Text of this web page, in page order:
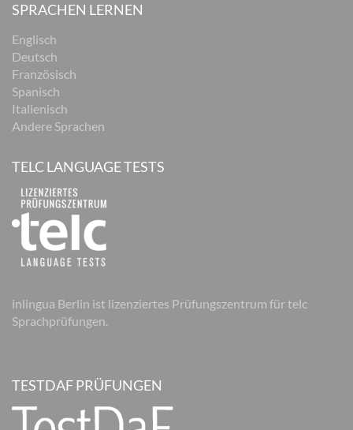
SPRACHEN LERNEN
Englisch
Deutsch
Französisch
Spanisch
Italienisch
Andere Sprachen
TELC LANGUAGE TESTS
inlingua Berlin ist lizenziertes Prüfungszentrum für telc
Sprachprüfungen.
TESTDAF PRÜFUNGEN